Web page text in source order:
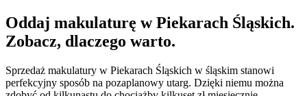
Oddaj makulaturę w Piekarach Śląskich.
Zobacz, dlaczego warto.
Sprzedaż makulatury w Piekarach Śląskich w śląskim stanowi
perfekcyjny sposób na pozaplanowy utarg. Dzięki niemu można